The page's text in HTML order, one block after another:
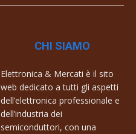
CHI SIAMO
Elettronica & Mercati è il sito
web dedicato a tutti gli aspetti
dell’elettronica professionale e
dell’industria dei
semiconduttori, con una